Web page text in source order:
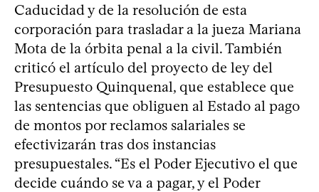
Caducidad y de la resolución de esta
corporación para trasladar a la jueza Mariana
Mota de la órbita penal a la civil. También
criticó el artículo del proyecto de ley del
Presupuesto Quinquenal, que establece que
las sentencias que obliguen al Estado al pago
de montos por reclamos salariales se
efectivizarán tras dos instancias
presupuestales. “Es el Poder Ejecutivo el que
decide cuándo se va a pagar, y el Poder